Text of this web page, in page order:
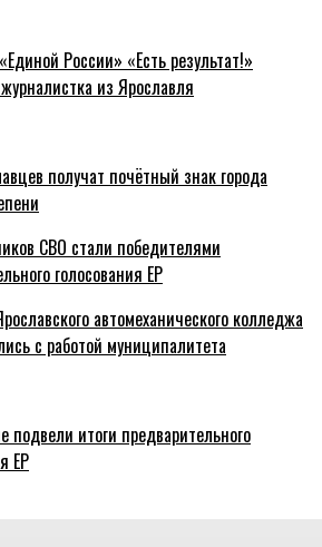
России» «Есть результат!»
из Ярославля
получат почётный знак города
СВО стали победителями
голосования ЕР
автомеханического колледжа
с работой муниципалитета
подвели итоги предварительного
ЕР